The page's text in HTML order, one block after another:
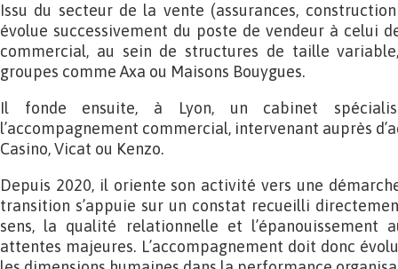
Issu du secteur de la vente (assurances,
évolue successivement du poste de vendeur à celui
commercial, au sein de structures de taille
groupes comme Axa ou Maisons Bouygues.
Il fonde ensuite, à Lyon, un cabinet
l’accompagnement commercial, intervenant auprès
Casino, Vicat ou Kenzo.
Depuis 2020, il oriente son activité vers une
transition s’appuie sur un constat recueilli
sens, la qualité relationnelle et l’épanouissement
attentes majeures. L’accompagnement doit donc